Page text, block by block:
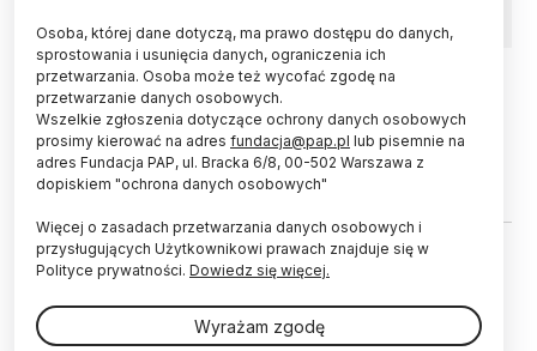
ŻYCIE 04.08.2026
Eksperci obalają mity o końskim
wysiłku: piana nie oznacza
wycieńczenia
ŻYCIE 04.08.2026
Zoolog: inkubacja żółwich jaj to
proces żmudny i nie zawsze kończy
się sukcesem
Osoba, której dane dotyczą, ma prawo dostępu do danych,
sprostowania i usunięcia danych, ograniczenia ich
przetwarzania. Osoba może też wycofać zgodę na
przetwarzanie danych osobowych.
Wszelkie zgłoszenia dotyczące ochrony danych osobowych
prosimy kierować na adres fundacja@pap.pl lub pisemnie na
adres Fundacja PAP, ul. Bracka 6/8, 00-502 Warszawa z
dopiskiem "ochrona danych osobowych"
Więcej o zasadach przetwarzania danych osobowych i
przysługujących Użytkownikowi prawach znajduje się w
Polityce prywatności. Dowiedz się więcej.
Wyrażam zgodę